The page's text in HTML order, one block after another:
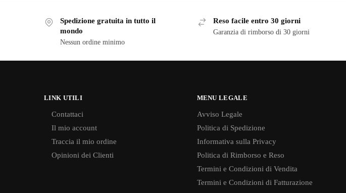
Spedizione gratuita in tutto il
mondo
Nessun ordine minimo
Reso facile entro 30 giorni
Garanzia di rimborso di 30 giorni
LINK UTILI
Contattaci
Il mio account
Traccia il mio ordine
Opinioni dei Clienti
MENU LEGALE
Avviso Legale
Politica di Spedizione
Informativa sulla Privacy
Politica di Rimborso e Reso
Termini e Condizioni di Vendita
Termini e Condizioni di Fatturazione